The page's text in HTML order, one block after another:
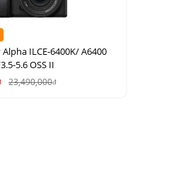
ILCE-6400K/ A6400
5.6 OSS II
23,490,000đ